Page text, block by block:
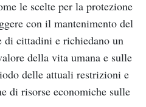
le scelte per la protezione
con il mantenimento del
di cittadini e richiedano un
della vita umana e sulle
delle attuali restrizioni e
di risorse economiche sulle